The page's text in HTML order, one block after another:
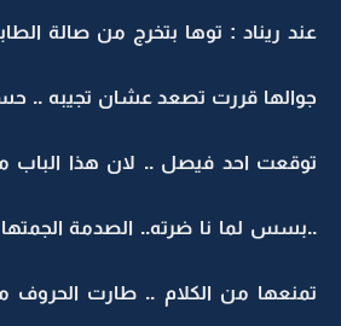
عند ريناد : توها بتخرج من صالة
جوالها قررت تصعد عشان تجيبه ..
توقعت احد فيصل .. لان هذا الباب
..بسس لما نا ضرته.. الصدمة
تمنعها من الكلام .. طارت الحروف